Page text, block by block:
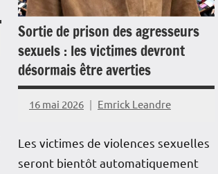
Sortie de prison des agresseurs
sexuels : les victimes devront
désormais être averties
16 mai 2026 Emrick Leandre
Les victimes de violences sexuelles
seront bientôt automatiquement